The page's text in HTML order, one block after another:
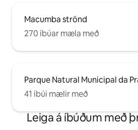
Macumba strönd
270 íbúar mæla með
Parque Natural Municipal da
41 íbúi mælir með
Leiga á íbúðum með